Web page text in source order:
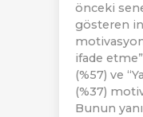
önceki
gösteren
ifade
(%57) ve
(%37)
Bunun